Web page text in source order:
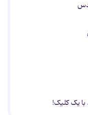
یک کلیک!